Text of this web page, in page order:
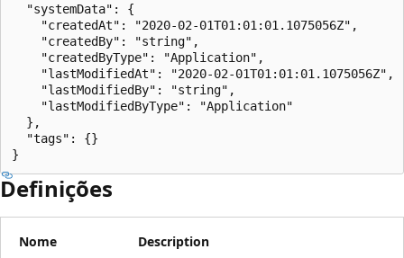
  "systemData": {
    "createdAt": "2020-02-01T01:01:01.1075056Z",
    "createdBy": "string",
    "createdByType": "Application",
    "lastModifiedAt": "2020-02-01T01:01:01.1075056Z",
    "lastModifiedBy": "string",
    "lastModifiedByType": "Application"
  },
  "tags": {}
}
Definições
Nome Description